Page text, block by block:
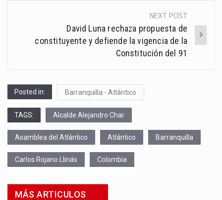
NEXT POST
David Luna rechaza propuesta de
constituyente y defiende la vigencia de la
Constitución del 91
Posted in: Barranquilla - Atlántico
TAGS: Alcalde Alejandro Char
Asamblea del Atlántico Atlántico Barranquilla
Carlos Rojano Llinás Colombia
MÁS ARTICULOS